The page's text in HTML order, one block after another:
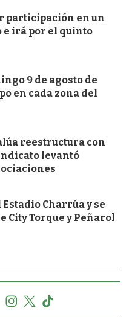
participación en un
e irá por el quinto
9 de agosto de
en cada zona del
reestructura con
levantó
Charrúa y se
City Torque y Peñarol